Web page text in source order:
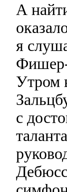
А
я
Фишер-
Утром
с